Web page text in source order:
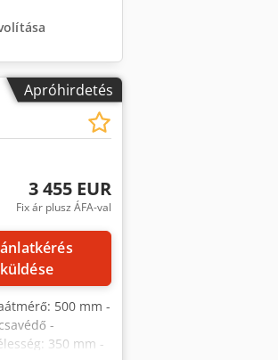
Apróhirdetés
3 455 EUR
Fix ár plusz ÁFA-val
500 mm -
-
350 mm -